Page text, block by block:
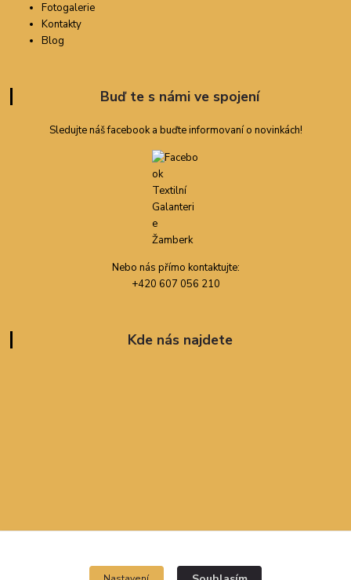
Fotogalerie
Kontakty
Blog
Buď te s námi ve spojení
Sledujte náš facebook a buďte informovaní o novinkách!
Nebo nás přímo kontaktujte:
+420 607 056 210
Kde nás najdete